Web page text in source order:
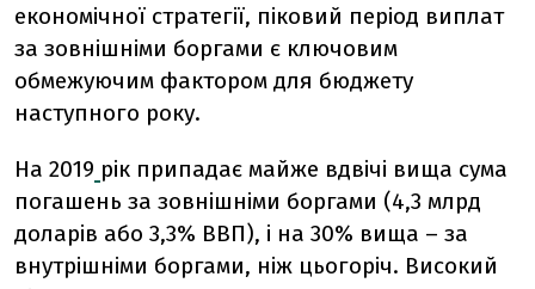
економічної стратегії, піковий період виплат
за зовнішніми боргами є ключовим
обмежуючим фактором для бюджету
наступного року.
На 2019 рік припадає майже вдвічі вища сума
погашень за зовнішніми боргами (4,3 млрд
доларів або 3,3% ВВП), і на 30% вища – за
внутрішніми боргами, ніж цьогоріч. Високий